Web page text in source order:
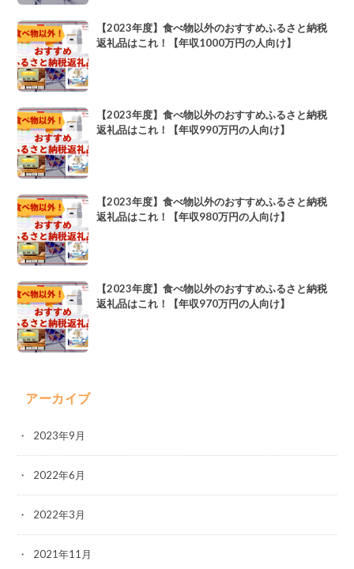
【2023年度】食べ物以外のおすすめふるさと納税
返礼品はこれ！【年収1000万円の人向け】
【2023年度】食べ物以外のおすすめふるさと納税
返礼品はこれ！【年収990万円の人向け】
【2023年度】食べ物以外のおすすめふるさと納税
返礼品はこれ！【年収980万円の人向け】
【2023年度】食べ物以外のおすすめふるさと納税
返礼品はこれ！【年収970万円の人向け】
アーカイブ
2023年9月
2022年6月
2022年3月
2021年11月